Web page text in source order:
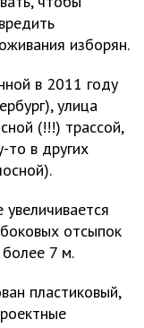
изборян.
в 2011 году
улица
(!!!) трассой,
то в других
отсыпок
7 м.
пластиковый,